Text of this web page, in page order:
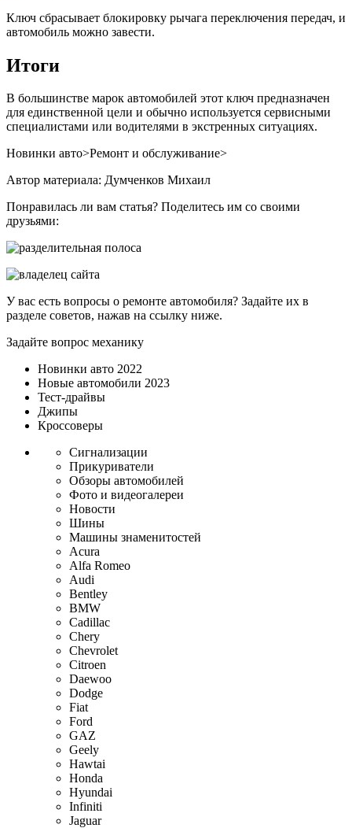
Ключ сбрасывает блокировку рычага переключения передач, и
автомобиль можно завести.
Итоги
В большинстве марок автомобилей этот ключ предназначен
для единственной цели и обычно используется сервисными
специалистами или водителями в экстренных ситуациях.
Новинки авто>Ремонт и обслуживание>
Автор материала: Думченков Михаил
Понравилась ли вам статья? Поделитесь им со своими
друзьями:
У вас есть вопросы о ремонте автомобиля? Задайте их в
разделе советов, нажав на ссылку ниже.
Задайте вопрос механику
Новинки авто 2022
Новые автомобили 2023
Тест-драйвы
Джипы
Кроссоверы
Сигнализации
Прикуриватели
Обзоры автомобилей
Фото и видеогалереи
Новости
Шины
Машины знаменитостей
Acura
Alfa Romeo
Audi
Bentley
BMW
Cadillac
Chery
Chevrolet
Citroen
Daewoo
Dodge
Fiat
Ford
GAZ
Geely
Hawtai
Honda
Hyundai
Infiniti
Jaguar